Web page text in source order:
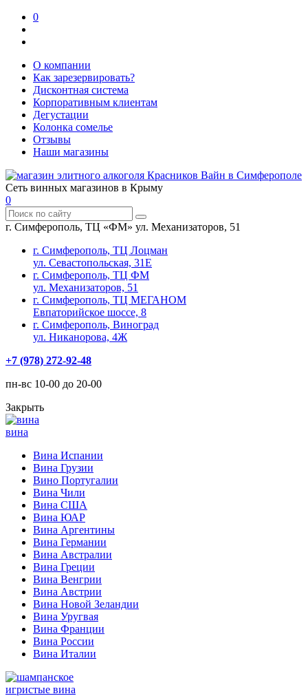
0
О компании
Как зарезервировать?
Дисконтная система
Корпоративным клиентам
Дегустации
Колонка сомелье
Отзывы
Наши магазины
Сеть винных магазинов в Крыму
0
г. Симферополь, ТЦ «ФМ» ул. Механизаторов, 51
г. Симферополь, ТЦ Лоцман
ул. Севастопольская, 31Е
г. Симферополь, ТЦ ФМ
ул. Механизаторов, 51
г. Симферополь, ТЦ МЕГАНОМ
Евпаторийское шоссе, 8
г. Симферополь, Виноград
ул. Никанорова, 4Ж
+7 (978) 272-92-48
пн-вс 10-00 до 20-00
Закрыть
вина
Вина Испании
Вина Грузии
Вино Португалии
Вина Чили
Вина США
Вина ЮАР
Вина Аргентины
Вина Германии
Вина Австралии
Вина Греции
Вина Венгрии
Вина Австрии
Вина Новой Зеландии
Вина Уругвая
Вина Франции
Вина России
Вина Италии
игристые вина